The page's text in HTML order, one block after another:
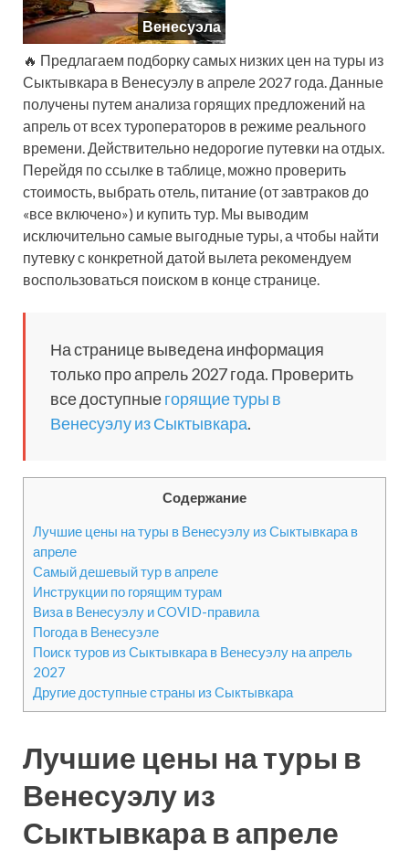
Венесуэла
🔥 Предлагаем подборку самых низких цен на туры из
Сыктывкара в Венесуэлу в апреле 2027 года. Данные
получены путем анализа горящих предложений на
апрель от всех туроператоров в режиме реального
времени. Действительно недорогие путевки на отдых.
Перейдя по ссылке в таблице, можно проверить
стоимость, выбрать отель, питание (от завтраков до
«все включено») и купить тур. Мы выводим
исключительно самые выгодные туры, а чтобы найти
путевку с конкретной датой вылета рекомендуем
воспользоваться поиском в конце странице.
На странице выведена информация
только про апрель 2027 года. Проверить
все доступныегорящие туры в
Венесуэлу из Сыктывкара.
Содержание
Лучшие цены на туры в Венесуэлу из Сыктывкара в
апреле
Самый дешевый тур в апреле
Инструкции по горящим турам
Виза в Венесуэлу и COVID-правила
Погода в Венесуэле
Поиск туров из Сыктывкара в Венесуэлу на апрель
2027
Другие доступные страны из Сыктывкара
Лучшие цены на туры в
Венесуэлу из
Сыктывкара в апреле